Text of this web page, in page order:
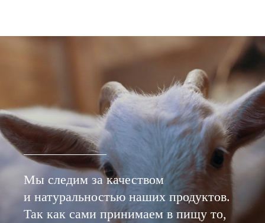
Мы следим за качеством
и натуральностью наших продуктов.
Так как сами принимаем в пищу то,